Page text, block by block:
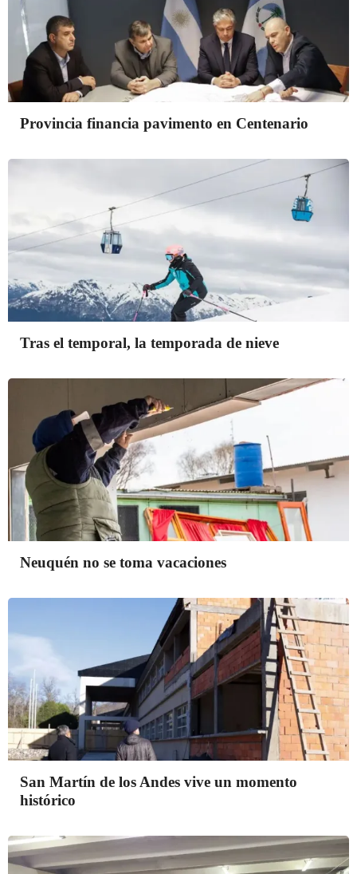
Provincia financia pavimento en Centenario
Tras el temporal, la temporada de nieve
Neuquén no se toma vacaciones
San Martín de los Andes vive un momento
histórico